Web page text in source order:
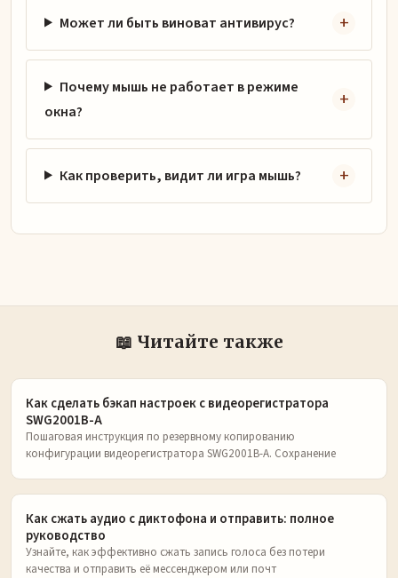
Может ли быть виноват антивирус?
Почему мышь не работает в режиме
окна?
Как проверить, видит ли игра мышь?
📖 Читайте также
Как сделать бэкап настроек с видеорегистратора
SWG2001B-A
Пошаговая инструкция по резервному копированию
конфигурации видеорегистратора SWG2001B-A. Сохранение
Как сжать аудио с диктофона и отправить: полное
руководство
Узнайте, как эффективно сжать запись голоса без потери
качества и отправить её мессенджером или почт